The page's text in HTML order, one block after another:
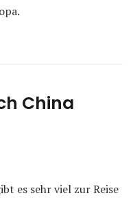
China
es sehr viel zur Reise